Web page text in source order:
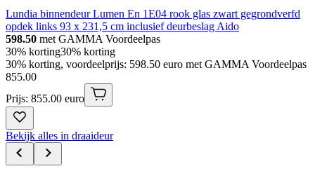
Lundia binnendeur Lumen En 1E04 rook glas zwart gegrondverfd
opdek links 93 x 231,5 cm inclusief deurbeslag Aido
598.50 met GAMMA Voordeelpas
30% korting30% korting
30% korting, voordeelprijs: 598.50 euro met GAMMA Voordeelpas
855.00
Prijs: 855.00 euro
Bekijk alles in draaideur